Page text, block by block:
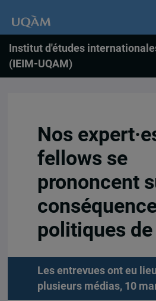
Institut d'études
(IEIM-UQAM)
Nos
fellows se
prononcent
politiques
Les entrevues ont eu
plusieurs médias, 10